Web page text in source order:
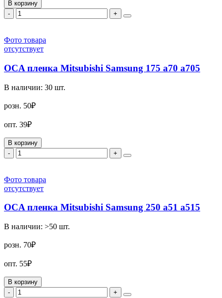
В корзину
-
+
Фото товара
отсутствует
OCA пленка Mitsubishi Samsung 175 a70 a705
В наличии: 30 шт.
розн. 50₽
опт. 39₽
В корзину
-
+
Фото товара
отсутствует
OCA пленка Mitsubishi Samsung 250 a51 a515
В наличии: >50 шт.
розн. 70₽
опт. 55₽
В корзину
-
+